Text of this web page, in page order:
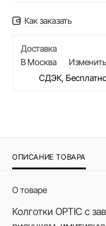
Как заказать
Доставка
В Москва
Изменить
СДЭК,
ОПИСАНИЕ ТОВАРА
О товаре
Колготки OPTIC с